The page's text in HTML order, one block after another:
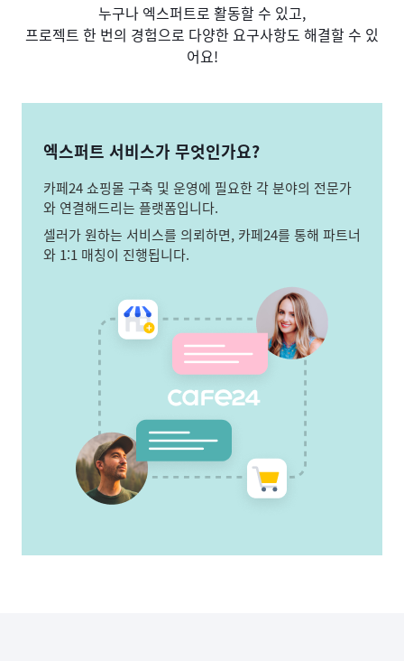
누구나 엑스퍼트로 활동할 수 있고,
프로젝트 한 번의 경험으로 다양한 요구사항도 해결할 수 있
어요!
엑스퍼트 서비스가 무엇인가요?
카페24 쇼핑몰 구축 및 운영에 필요한 각 분야의 전문가
와 연결해드리는 플랫폼입니다.
셀러가 원하는 서비스를 의뢰하면, 카페24를 통해 파트너
와 1:1 매칭이 진행됩니다.